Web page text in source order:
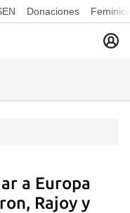
Donaciones
a Europa
Rajoy y